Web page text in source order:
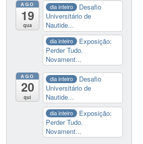
AGO
19
qua
dia inteiro
Desafio
Universitário de
Nautide...
dia inteiro
Exposição:
Perder Tudo.
Novament...
AGO
20
qui
dia inteiro
Desafio
Universitário de
Nautide...
dia inteiro
Exposição:
Perder Tudo.
Novament...